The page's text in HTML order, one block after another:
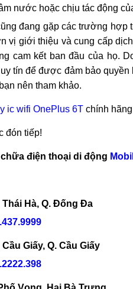
hợp những biểu hiện
tự nhiên bị mất nguồn,
nguồn OnePlus 6Thay bị
khắc phục được.
vị giới thiệu và cung cấp
tín để được đảm bảo quyền
nên tham khảo.
ic wifi OnePlus 6Tchính
đón tiếp!
chữa điện thoại di động